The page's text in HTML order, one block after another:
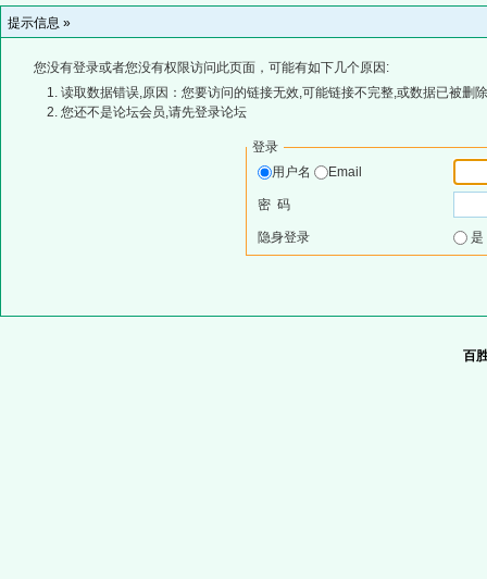
提示信息 »
您没有登录或者您没有权限访问此页面，可能有如下几个原因:
读取数据错误,原因：您要访问的链接无效,可能链接不完整,或数据已被删
您还不是论坛会员,请先登录论坛
登录
用户名
Email
密 码
隐身登录
百